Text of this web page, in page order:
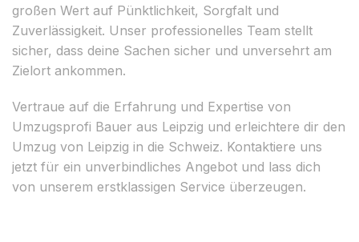
großen Wert auf Pünktlichkeit, Sorgfalt und
Zuverlässigkeit. Unser professionelles Team stellt
sicher, dass deine Sachen sicher und unversehrt am
Zielort ankommen.
Vertraue auf die Erfahrung und Expertise von
Umzugsprofi Bauer aus Leipzig und erleichtere dir den
Umzug von Leipzig in die Schweiz. Kontaktiere uns
jetzt für ein unverbindliches Angebot und lass dich
von unserem erstklassigen Service überzeugen.